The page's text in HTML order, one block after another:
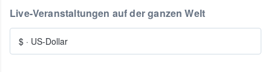
Live-Veranstaltungen auf der ganzen Welt
$ · US-Dollar